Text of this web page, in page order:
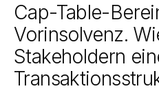
Cap-Table-
Vorinsolvenz.
Stakeholdern